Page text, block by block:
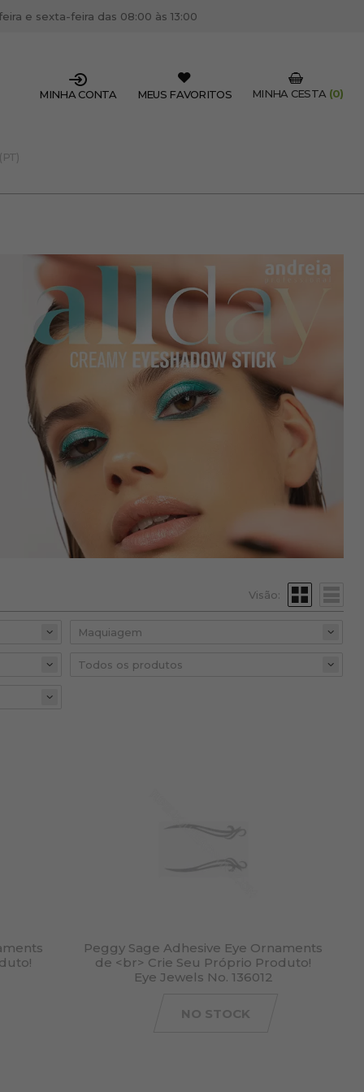
e promoções exclusivas.
CRIAR CONTA PROFISSIONAL
e sexta-feira das 08:00 às 13:00
MINHA CESTA (0)
MEUS FAVORITOS
MINHA CONTA
(PT)
Visão:
Peggy Sage Adhesive Eye Ornaments
de <br> Crie Seu Próprio Produto!
Eye Jewels No. 136012
NO STOCK